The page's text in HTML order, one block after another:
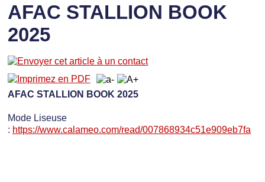
AFAC STALLION BOOK
2025
AFAC STALLION BOOK 2025
Mode Liseuse
: https://www.calameo.com/read/007868934c51e909eb7fa